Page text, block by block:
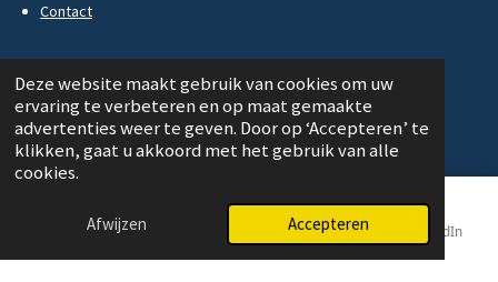
Deze website maakt gebruik van cookies om uw
ervaring te verbeteren en op maat gemaakte
advertenties weer te geven. Door op ‘Accepteren’ te
klikken, gaat u akkoord met het gebruik van alle
cookies.
Afwijzen Accepteren
Contact
Urotex Medical
Graafschapsstraat 1A
The Netherlands
E-mailadres Kaart LinkedIn